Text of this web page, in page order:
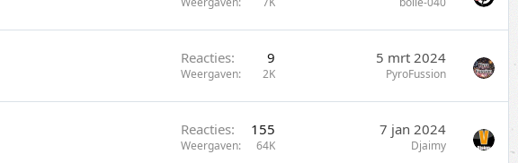
Reacties 9
Weergaven 2K
5 mrt 2024
PyroFussion
Reacties 155
Weergaven 64K
7 jan 2024
Djaimy